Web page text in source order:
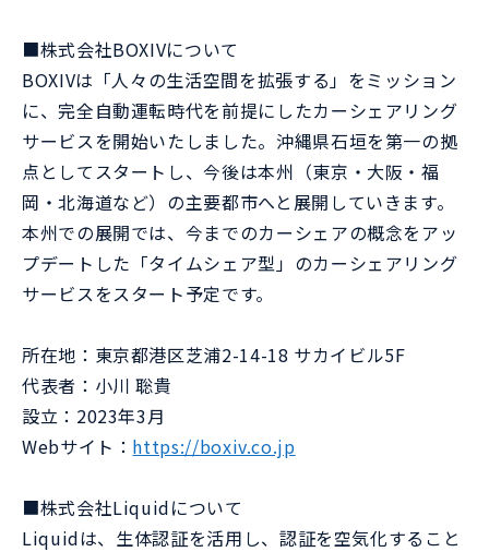
■株式会社BOXIVについて
BOXIVは「人々の生活空間を拡張する」をミッション
に、完全自動運転時代を前提にしたカーシェアリング
サービスを開始いたしました。沖縄県石垣を第一の拠
点としてスタートし、今後は本州（東京・大阪・福
岡・北海道など）の主要都市へと展開していきます。
本州での展開では、今までのカーシェアの概念をアッ
プデートした「タイムシェア型」のカーシェアリング
サービスをスタート予定です。
所在地：東京都港区芝浦2-14-18 サカイビル5F
代表者：小川 聡貴
設立：2023年3月
Webサイト： https://boxiv.co.jp
■株式会社Liquidについて
Liquidは、生体認証を活用し、認証を空気化すること